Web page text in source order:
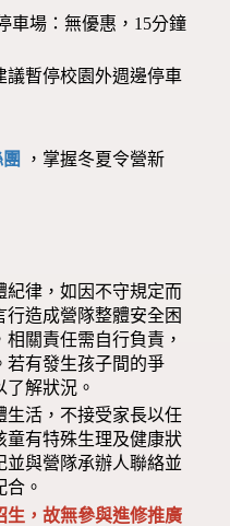
車場：無優惠，15分鐘
議暫停校園外週邊停車
，掌握冬夏令營新
紀律，如因不守規定而
造成營隊整體安全困
關責任需自行負責，
若有發生孩子間的爭
解狀況。
生活，不接受家長以任
童有特殊生理及健康狀
並與營隊承辦人聯絡並
。
生，故無參與進修推廣